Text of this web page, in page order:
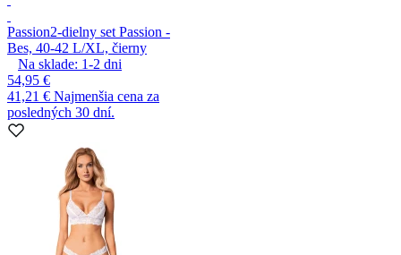
Passion2-dielny set Passion -
Bes, 40-42 L/XL, čierny
Na sklade: 1-2 dni
54,95 €
41,21 € Najmenšia cena za
posledných 30 dní.